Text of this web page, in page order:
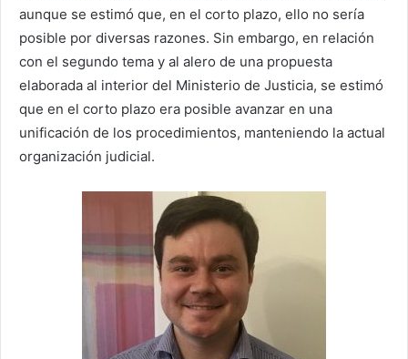
aunque se estimó que, en el corto plazo, ello no sería
posible por diversas razones. Sin embargo, en relación
con el segundo tema y al alero de una propuesta
elaborada al interior del Ministerio de Justicia, se estimó
que en el corto plazo era posible avanzar en una
unificación de los procedimientos, manteniendo la actual
organización judicial.